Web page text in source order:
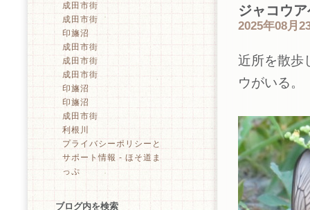
成田市街
成田市街
印旛沼
成田市街
成田市街
成田市街
印旛沼
印旛沼
成田市街
利根川
プライバシーポリシーと
サポート情報 - ほそ道ま
っぷ
ブログ内を検索
ジャコウ
2025年08月
近所を散歩
ウがいる。